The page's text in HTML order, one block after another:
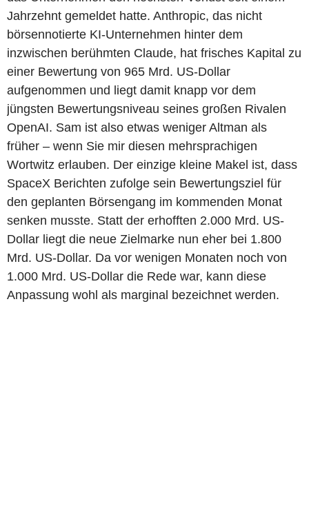
Jahrzehnt gemeldet hatte. Anthropic, das nicht
börsennotierte KI-Unternehmen hinter dem
inzwischen berühmten Claude, hat frisches Kapital zu
einer Bewertung von 965 Mrd. US-Dollar
aufgenommen und liegt damit knapp vor dem
jüngsten Bewertungsniveau seines großen Rivalen
OpenAI. Sam ist also etwas weniger Altman als
früher – wenn Sie mir diesen mehrsprachigen
Wortwitz erlauben. Der einzige kleine Makel ist, dass
SpaceX Berichten zufolge sein Bewertungsziel für
den geplanten Börsengang im kommenden Monat
senken musste. Statt der erhofften 2.000 Mrd. US-
Dollar liegt die neue Zielmarke nun eher bei 1.800
Mrd. US-Dollar. Da vor wenigen Monaten noch von
1.000 Mrd. US-Dollar die Rede war, kann diese
Anpassung wohl als marginal bezeichnet werden.